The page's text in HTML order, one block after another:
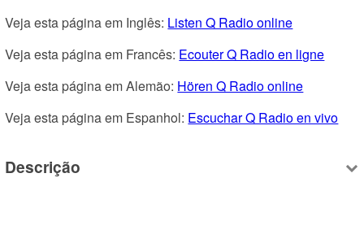
Veja esta página em Inglês: Listen Q Radio online
Veja esta página em Francês: Ecouter Q Radio en ligne
Veja esta página em Alemão: Hören Q Radio online
Veja esta página em Espanhol: Escuchar Q Radio en vivo
Descrição